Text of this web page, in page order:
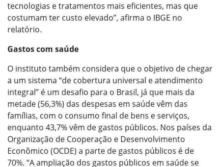
tecnologias e tratamentos mais eficientes, mas que
costumam ter custo elevado”, afirma o IBGE no
relatório.
Gastos com saúde
O instituto também considera que o objetivo de chegar
a um sistema “de cobertura universal e atendimento
integral” é um desafio para o Brasil, já que mais da
metade (56,3%) das despesas em saúde vêm das
famílias, com o consumo final de bens e serviços,
enquanto 43,7% vêm de gastos públicos. Nos países da
Organização de Cooperação e Desenvolvimento
Econômico (OCDE) a parte de gastos públicos é de
70%. “A ampliação dos gastos públicos em saúde se